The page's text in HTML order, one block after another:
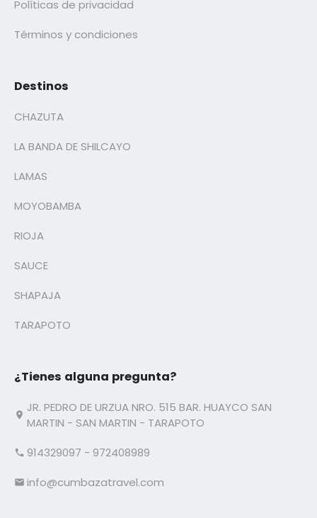
Políticas de privacidad
Términos y condiciones
Destinos
CHAZUTA
LA BANDA DE SHILCAYO
LAMAS
MOYOBAMBA
RIOJA
SAUCE
SHAPAJA
TARAPOTO
¿Tienes alguna pregunta?
JR. PEDRO DE URZUA NRO. 515 BAR. HUAYCO SAN
MARTIN - SAN MARTIN - TARAPOTO
914329097 - 972408989
info@cumbazatravel.com